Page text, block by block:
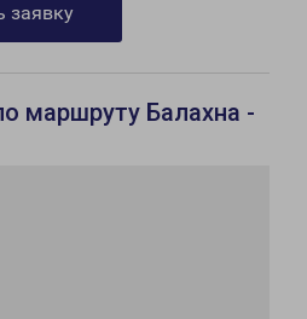
заявку
маршруту Балахна -